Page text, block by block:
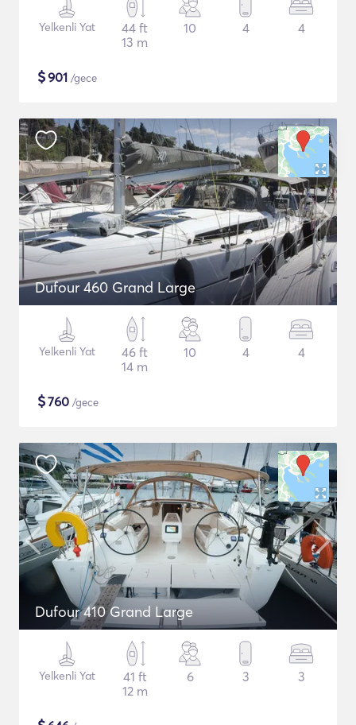
Yelkenli Yat
44 ft
13 m
10 4 4
$901 /gece
Dufour 460 Grand Large
Yelkenli Yat
46 ft
14 m
10 4 4
$760 /gece
Dufour 410 Grand Large
Yelkenli Yat
41 ft
12 m
6 3 3